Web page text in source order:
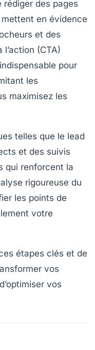
rédiger des pages
en évidence
et des
l’action (CTA)
pour
les
maximisez les
telles que le lead
et des suivis
qui renforcent la
rigoureuse du
les points de
votre
étapes clés et de
vos
vos